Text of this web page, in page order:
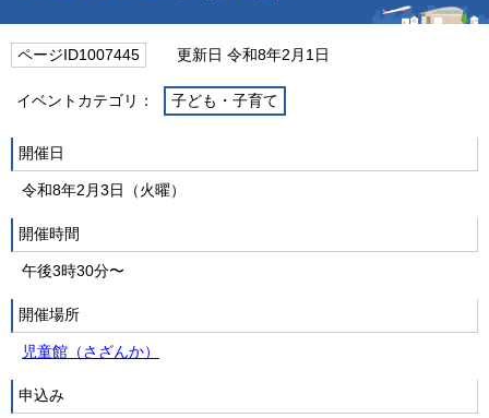
ページID1007445 更新日 令和8年2月1日
イベントカテゴリ： 子ども・子育て
開催日
令和8年2月3日（火曜）
開催時間
午後3時30分〜
開催場所
児童館（さざんか）
申込み